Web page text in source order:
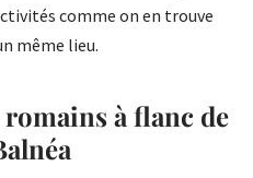
comme on en trouve
même lieu.
romains à flanc de